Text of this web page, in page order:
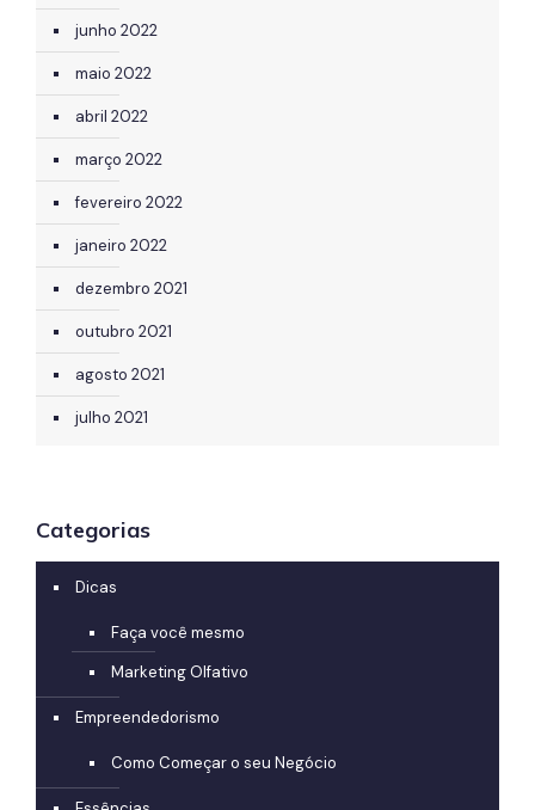
junho 2022
maio 2022
abril 2022
março 2022
fevereiro 2022
janeiro 2022
dezembro 2021
outubro 2021
agosto 2021
julho 2021
Categorias
Dicas
Faça você mesmo
Marketing Olfativo
Empreendedorismo
Como Começar o seu Negócio